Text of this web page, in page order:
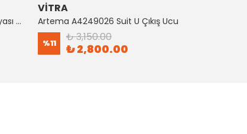
Artema A4128726 Suıt Küvet Bataryası Bakır
VİTRA
Artema A4249026 Suit U Çıkış Ucu
%11 ₺ 3,150.00
₺ 2,800.00